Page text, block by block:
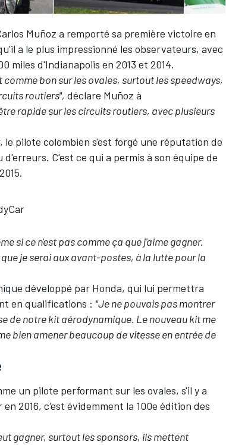
Muñoz a remporté sa première victoire en
a le plus impressionné les observateurs, avec
miles d'Indianapolis en 2013 et 2014.
bon sur les ovales, surtout les speedways,
routiers", déclare Muñoz à
rapide sur les circuits routiers, avec plusieurs
pilote colombien s'est forgé une réputation de
C'est ce qui a permis à son équipe de
si ce n'est pas comme ça que j'aime gagner.
je serai aux avant-postes, à la lutte pour la
développé par Honda, qui lui permettra
en qualifications : "Je ne pouvais pas montrer
de notre kit aérodynamique. Le nouveau kit me
bien amener beaucoup de vitesse en entrée de
un pilote performant sur les ovales, s'il y a
2016, c'est évidemment la 100e édition des
gagner, surtout les sponsors, ils mettent